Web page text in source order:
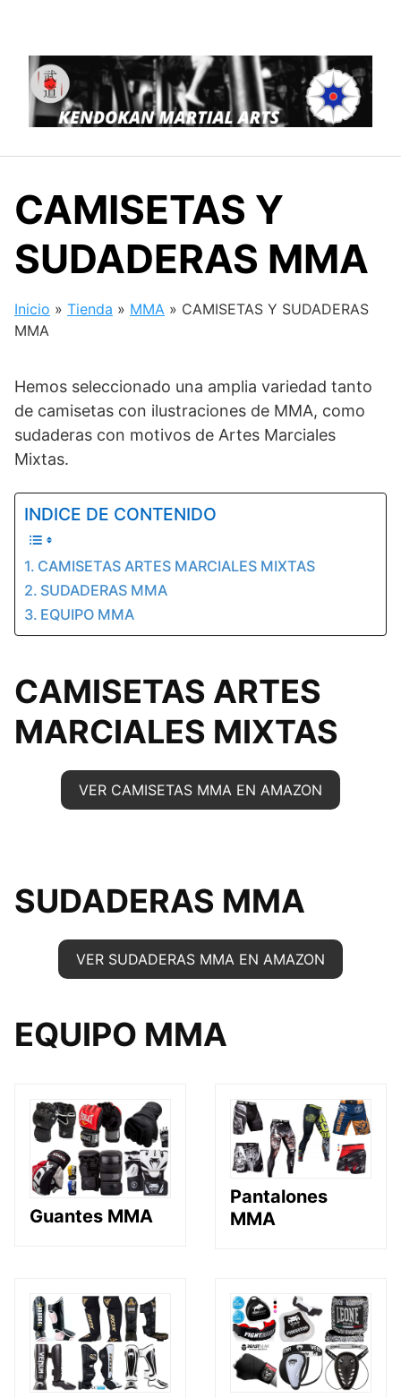
contenido
CAMISETAS Y
SUDADERAS MMA
Inicio » Tienda » MMA » CAMISETAS Y SUDADERAS
MMA
Hemos seleccionado una amplia variedad tanto
de camisetas con ilustraciones de MMA, como
sudaderas con motivos de Artes Marciales
Mixtas.
INDICE DE CONTENIDO
CAMISETAS ARTES MARCIALES MIXTAS
SUDADERAS MMA
EQUIPO MMA
CAMISETAS ARTES
MARCIALES MIXTAS
VER CAMISETAS MMA EN AMAZON
SUDADERAS MMA
VER SUDADERAS MMA EN AMAZON
EQUIPO MMA
Guantes MMA
Pantalones
MMA